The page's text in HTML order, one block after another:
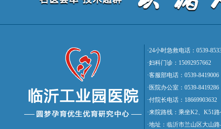
·24小时急救电话：0539-
·妇科门诊：15092957662
·客服部电话：0539-8419006
·医院办公室：0539-8419286
·付院长电话：18669903632
·来院路线：乘坐K2、K51
·地址：临沂市兰山区大山